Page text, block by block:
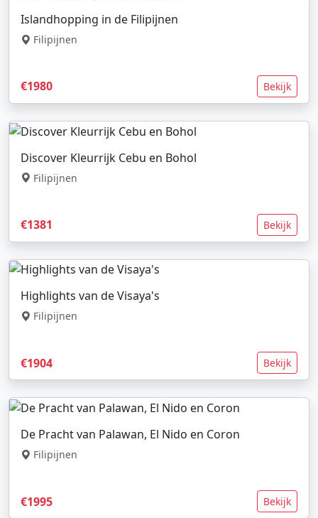
Islandhopping in de Filipijnen
Filipijnen
€1980 Bekijk
Discover Kleurrijk Cebu en Bohol
Filipijnen
€1381 Bekijk
Highlights van de Visaya's
Filipijnen
€1904 Bekijk
De Pracht van Palawan, El Nido en Coron
Filipijnen
€1995 Bekijk